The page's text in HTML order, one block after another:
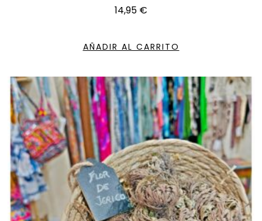
14,95 €
AÑADIR AL CARRITO